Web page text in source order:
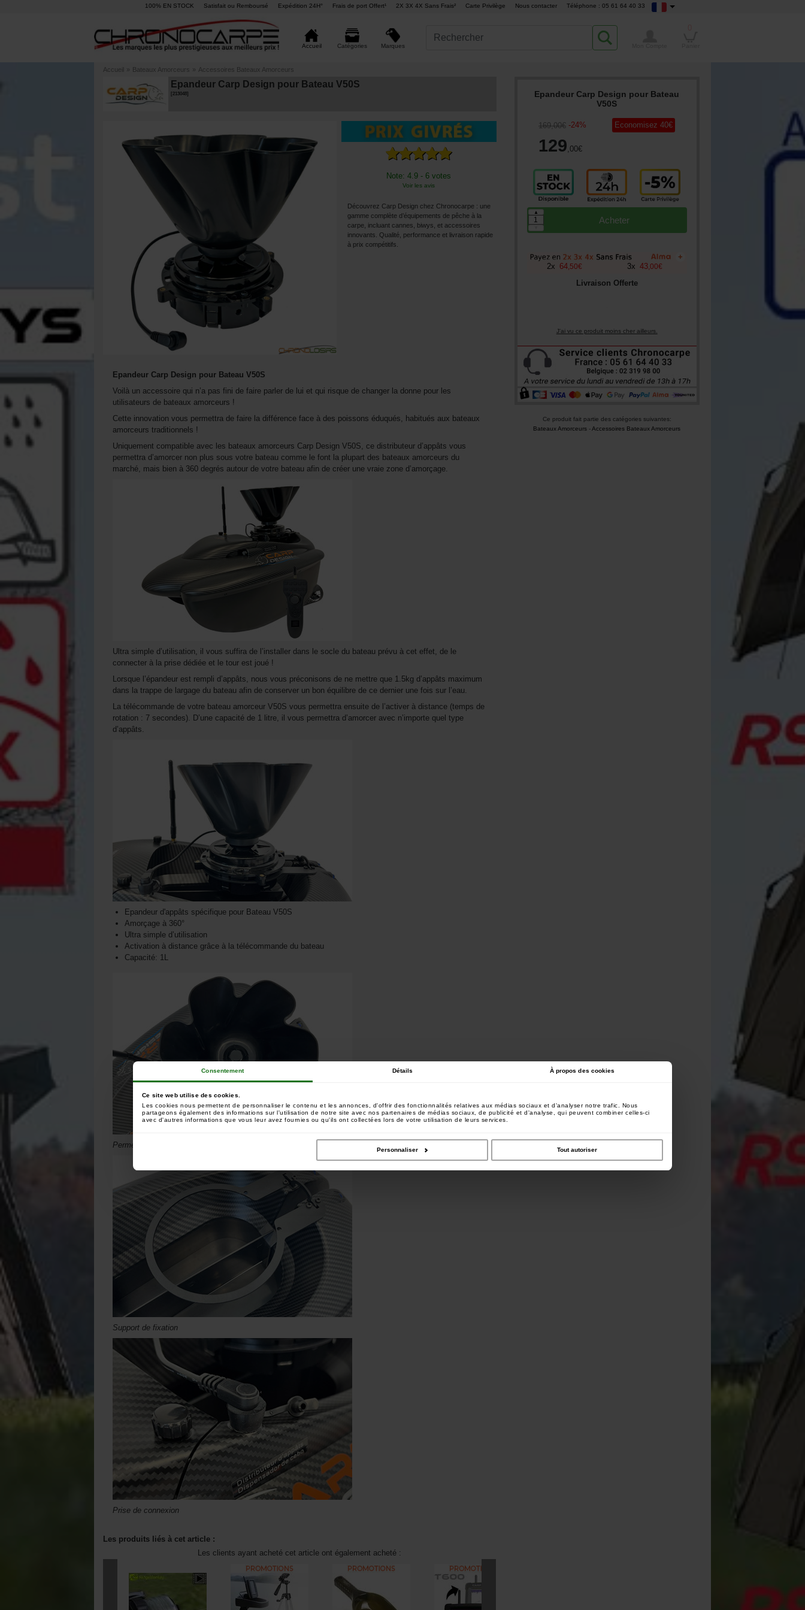
Consentement Détails À propos des cookies
Ce site web utilise des cookies.
Les cookies nous permettent de personnaliser le contenu et les annonces, d'offrir des fonctionnalités relatives aux médias sociaux et d'analyser notre trafic. Nous
partageons également des informations sur l'utilisation de notre site avec nos partenaires de médias sociaux, de publicité et d'analyse, qui peuvent combiner celles-ci
avec d'autres informations que vous leur avez fournies ou qu'ils ont collectées lors de votre utilisation de leurs services.
Personnaliser Tout autoriser
100% EN STOCK Satisfait ou Remboursé Expédition 24H° Frais de port Offert¹ 2X 3X 4X Sans Frais² Carte Privilège Nous contacter Téléphone : 05 61 64 40 33
Accueil Catégories Marques
Accueil » Bateaux Amorceurs » Accessoires Bateaux Amorceurs
Epandeur Carp Design pour Bateau V50S
213048]
Note: 4.9 - 6 votes
Voir les avis
Découvrez Carp Design chez Chronocarpe : une
gamme complète d’équipements de pêche à la
carpe, incluant cannes, biwys, et accessoires
innovants. Qualité, performance et livraison rapide
à prix compétitifs.
Epandeur Carp Design pour Bateau
V50S
169,00€ -24%
129,00€
Economisez 40€
Acheter
▲
+
2x 64 50€ 3x 43, 00€
Livraison Offerte
J'ai vu ce produit moins cher ailleurs.
Ce produit fait partie des catégories suivantes:
Bateaux Amorceurs -Accessoires Bateaux Amorceurs
Epandeur Carp Design pour Bateau V50S
Voilà un accessoire qui n’a pas fini de faire parler de lui et qui risque de changer la donne pour les
utilisateurs de bateaux amorceurs !
Cette innovation vous permettra de faire la différence face à des poissons éduqués, habitués aux bateaux
amorceurs traditionnels !
Uniquement compatible avec les bateaux amorceurs Carp Design V50S, ce distributeur d’appâts vous
permettra d’amorcer non plus sous votre bateau comme le font la plupart des bateaux amorceurs du
marché, mais bien à 360 degrés autour de votre bateau afin de créer une vraie zone d’amorçage.
Ultra simple d’utilisation, il vous suffira de l’installer dans le socle du bateau prévu à cet effet, de le
connecter à la prise dédiée et le tour est joué !
Lorsque l’épandeur est rempli d’appâts, nous vous préconisons de ne mettre que 1.5kg d’appâts maximum
dans la trappe de largage du bateau afin de conserver un bon équilibre de ce dernier une fois sur l’eau.
La télécommande de votre bateau amorceur V50S vous permettra ensuite de l’activer à distance (temps de
rotation : 7 secondes). D’une capacité de 1 litre, il vous permettra d’amorcer avec n’importe quel type
d’appâts.
Epandeur d'appâts spécifique pour Bateau V50S
Amorçage à 360°
Ultra simple d’utilisation
Activation à distance grâce à la télécommande du bateau
Capacité: 1L
Permet d’amorcer à 360° autour de votre bateau V50S
Support de fixation
Prise de connexion
Les produits liés à cet article :
Les clients ayant acheté cet article ont également acheté :